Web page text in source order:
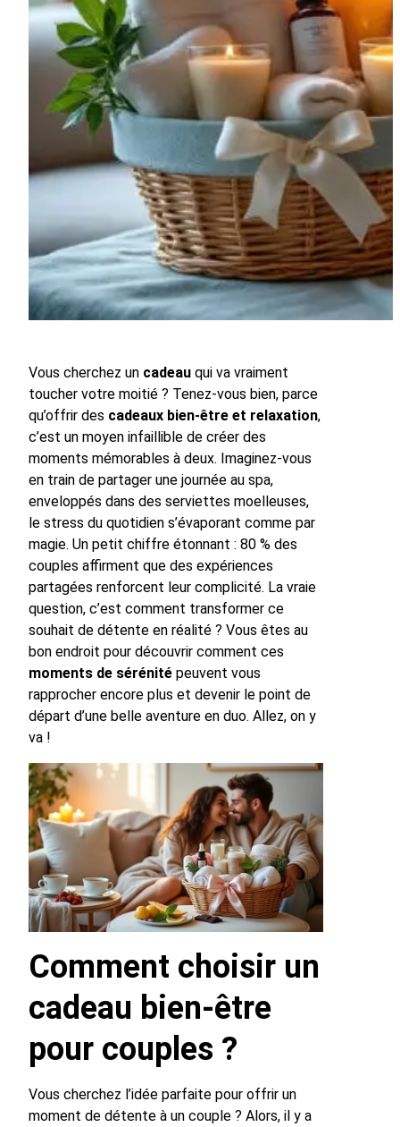
Vous cherchez un cadeau qui va vraiment
toucher votre moitié ? Tenez-vous bien, parce
qu’offrir des cadeaux bien-être et relaxation,
c’est un moyen infaillible de créer des
moments mémorables à deux. Imaginez-vous
en train de partager une journée au spa,
enveloppés dans des serviettes moelleuses,
le stress du quotidien s’évaporant comme par
magie. Un petit chiffre étonnant : 80 % des
couples affirment que des expériences
partagées renforcent leur complicité. La vraie
question, c’est comment transformer ce
souhait de détente en réalité ? Vous êtes au
bon endroit pour découvrir comment ces
moments de sérénité peuvent vous
rapprocher encore plus et devenir le point de
départ d’une belle aventure en duo. Allez, on y
va !
Comment choisir un
cadeau bien-être
pour couples ?
Vous cherchez l’idée parfaite pour offrir un
moment de détente à un couple ? Alors, il y a